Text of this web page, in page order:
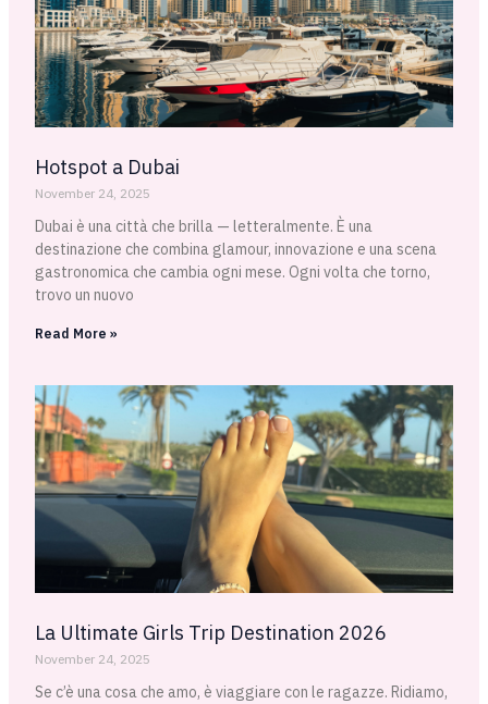
Hotspot a Dubai
November 24, 2025
Dubai è una città che brilla — letteralmente. È una
destinazione che combina glamour, innovazione e una scena
gastronomica che cambia ogni mese. Ogni volta che torno,
trovo un nuovo
Read More »
La Ultimate Girls Trip Destination 2026
November 24, 2025
Se c’è una cosa che amo, è viaggiare con le ragazze. Ridiamo,